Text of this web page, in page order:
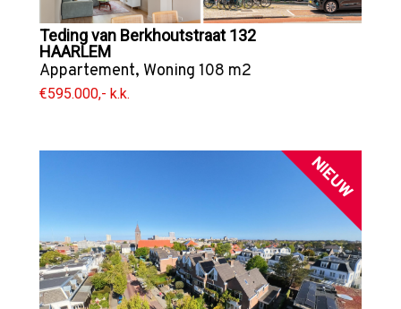
Teding van Berkhoutstraat 132
HAARLEM
Appartement, Woning 108 m2
€595.000,- k.k.
NIEUW